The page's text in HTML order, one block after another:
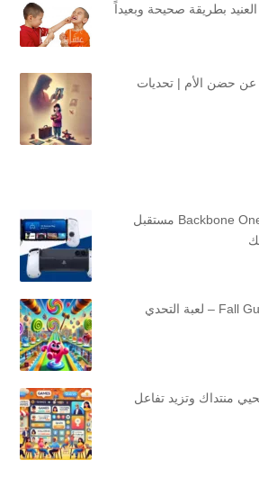
بطريقة صحيحة وبعيداً
عن حضن الأم | تحديات
Backbone One – PlayStation Edition مستقبل
Fall Guys: Ultimate Knockout – لعبة التحدي
تحيي منتداك وتزيد تفاعل